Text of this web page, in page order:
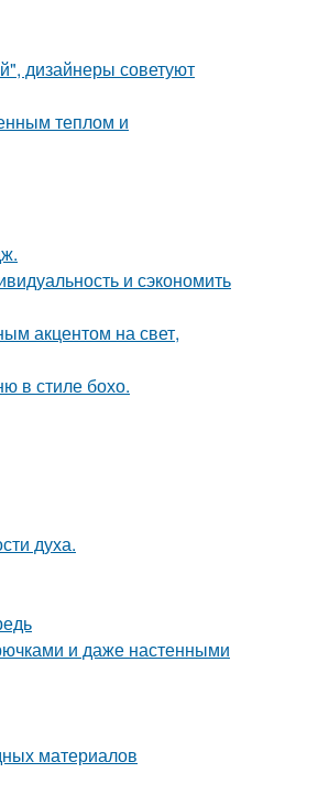
дизайнеры советуют
теплом и
и сэкономить
акцентом на свет,
в стиле бохо.
духа.
и даже настенными
материалов